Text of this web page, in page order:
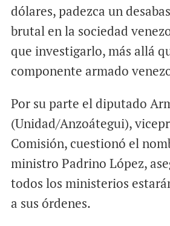
dólares, padezca un
brutal en la sociedad
que investigarlo, más allá
componente armado
Por su parte el diputado
(Unidad/Anzoátegui),
Comisión, cuestionó el
ministro Padrino López,
todos los ministerios
a sus órdenes.